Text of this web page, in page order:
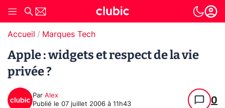
Accueil Marques Tech
Apple : widgets et respect de la vie
privée ?
Par Alex
Publié le 07 juillet 2006 à 11h43 0